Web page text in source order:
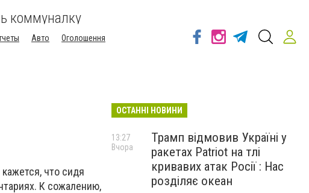
коммуналку
Авто
Оголошення
что сидя
К сожалению,
ОСТАННІ НОВИНИ
Трамп відмовив Україні у
ракетах Patriot на тлі
кривавих атак Росії : Нас
розділяє океан
13:27
Вчора